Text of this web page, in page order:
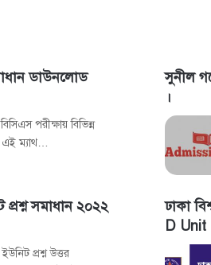
ডাউনলোড
পরীক্ষায় বিভিন্ন
এই ম্যাথ…
সুনীল
।
প্রশ্ন সমাধান ২০২২
ইউনিট প্রশ্ন উত্তর
ঢাকা
D